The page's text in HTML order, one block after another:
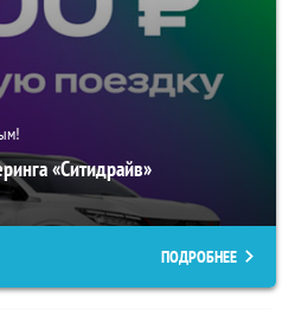
«Ситидрайв»
ПОДРОБНЕЕ